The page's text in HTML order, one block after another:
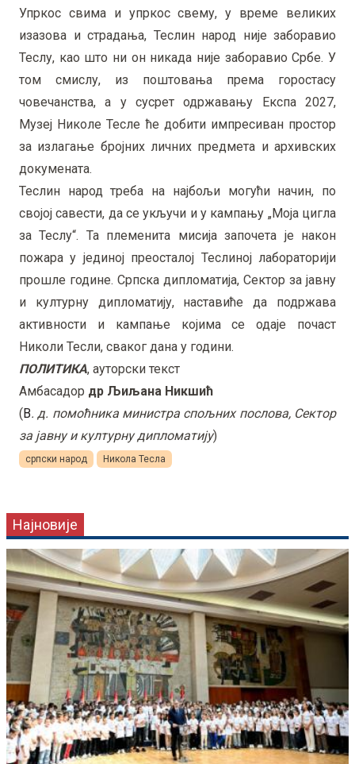
Упркос свима и упркос свему, у време великих
изазова и страдања, Теслин народ није заборавио
Теслу, као што ни он никада није заборавио Србе. У
том смислу, из поштовања према горостасу
човечанства, а у сусрет одржавању Експа 2027,
Музеј Николе Тесле ће добити импресиван простор
за излагање бројних личних предмета и архивских
докумената.
Теслин народ треба на најбољи могући начин, по
својој савести, да се укључи и у кампању „Моја цигла
за Теслу“. Та племенита мисија започета је након
пожара у јединој преосталој Теслиној лабораторији
прошле године. Српска дипломатија, Сектор за јавну
и културну дипломатију, наставиће да подржава
активности и кампање којима се одаје почаст
Николи Тесли, сваког дана у години.
ПОЛИТИКА, ауторски текст
Амбасадор др Љиљана Никшић
( В. д. помоћника министра спољних послова, Сектор
за јавну и културну дипломатију)
српски народ Никола Тесла
Најновије